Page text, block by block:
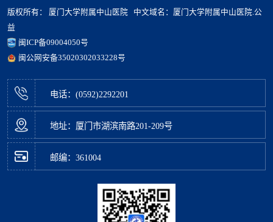
版权所有： 厦门大学附属中山医院 中文域名：厦门大学附属中山医院.公
益
闽ICP备09004050号
闽公网安备35020302033228号
电话：(0592)2292201
地址：厦门市湖滨南路201-209号
邮编：361004